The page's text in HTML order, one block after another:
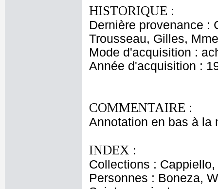
HISTORIQUE :
Dernière provenance :
Trousseau, Gilles,
Mode d'acquisition :
Année d'acquisition :
COMMENTAIRE :
Annotation en bas à la
INDEX :
Collections :
Personnes : Boneza,